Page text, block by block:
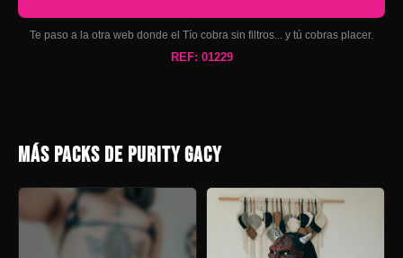
Te paso a la otra web donde el Tío cobra sin filtros... y tú cobras placer.
REF: 01229
MÁS PACKS DE PURITY GACY